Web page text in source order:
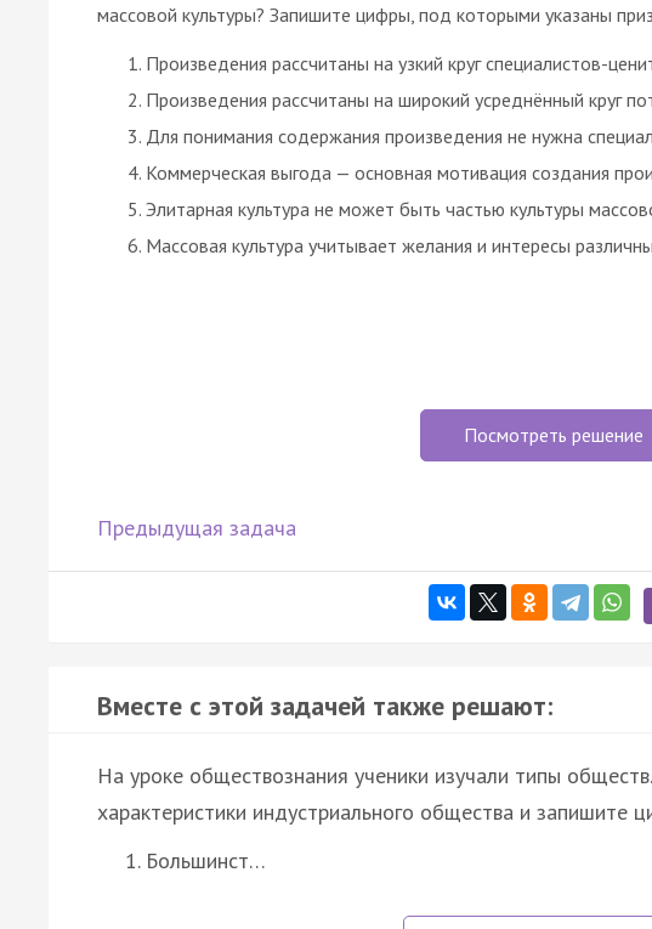
массовой культуры? Запишите цифры, под которыми указаны
Произведения рассчитаны на узкий круг специалистов-
Произведения рассчитаны на широкий усреднённый круг
Для понимания содержания произведения не нужна
Коммерческая выгода — основная мотивация создания
Элитарная культура не может быть частью культуры
Массовая культура учитывает желания и интересы
Посмотреть решение
Предыдущая задача
Вместе с этой задачей также решают:
На уроке обществознания ученики изучали типы
характеристики индустриального общества и запишите
Большинст…